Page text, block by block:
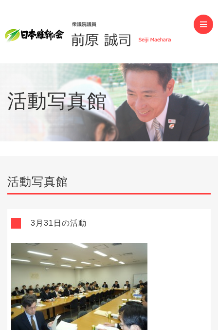
前原誠司（衆議院議員）
活動写真館
活動写真館
3月31日の活動